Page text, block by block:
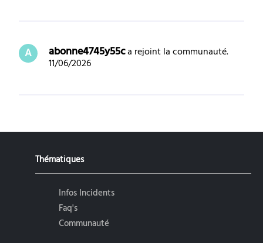
A abonne4745y55c a rejoint la communauté.
11/06/2026
Thématiques
Infos Incidents
Faq's
Communauté